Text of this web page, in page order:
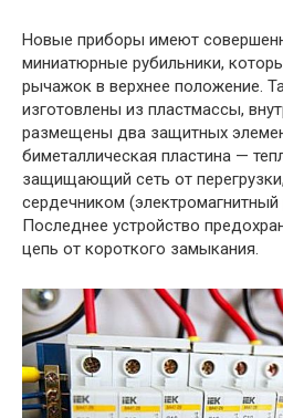
Новые приборы имеют
миниатюрные рубильники,
рычажок в верхнее положение.
изготовлены из пластмассы,
размещены два защитных
биметаллическая пластина —
защищающий сеть от
сердечником (электромагнитный
Последнее устройство
цепь от короткого замыкания.